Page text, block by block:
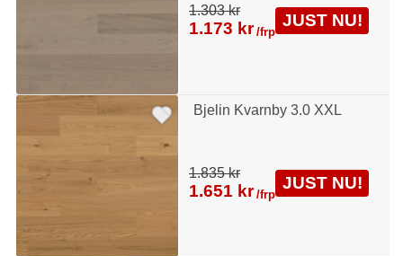
Bjelin Kvarnby 3.0 XXL
1.303 kr
1.173 kr /frp
JUST NU!
1.835 kr
1.651 kr /frp
JUST NU!